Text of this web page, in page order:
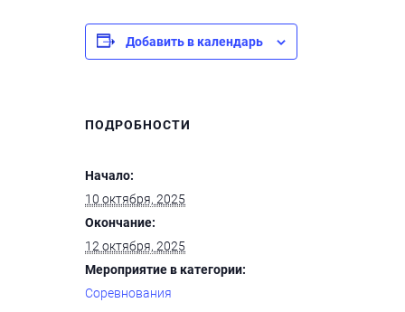
Добавить в календарь
ПОДРОБНОСТИ
Начало:
10 октября, 2025
Окончание:
12 октября, 2025
Мероприятие в категории:
Соревнования